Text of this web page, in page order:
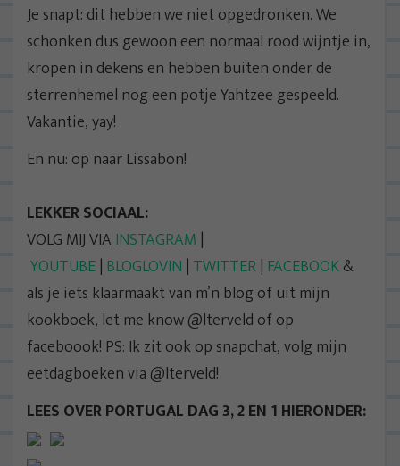
Je snapt: dit hebben we niet opgedronken. We
schonken dus gewoon een normaal rood wijntje in,
kropen in dekens en hebben buiten onder de
sterrenhemel nog een potje Yahtzee gespeeld.
Vakantie, yay!
En nu: op naar Lissabon!
LEKKER SOCIAAL:
VOLG MIJ VIA INSTAGRAM |
YOUTUBE | BLOGLOVIN | TWITTER | FACEBOOK&
als je iets klaarmaakt van m’n blog of uit mijn
kookboek, let me know @lterveld of op
faceboook! PS: Ik zit ook op snapchat, volg mijn
eetdagboeken via @lterveld!
LEES OVER PORTUGAL DAG 3, 2 EN 1 HIERONDER: